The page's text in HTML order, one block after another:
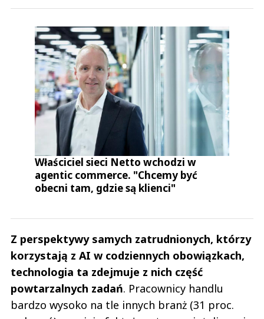
Właściciel sieci Netto wchodzi w
agentic commerce. "Chcemy być
obecni tam, gdzie są klienci"
Z perspektywy samych zatrudnionych, którzy
korzystają z AI w codziennych obowiązkach,
technologia ta zdejmuje z nich część
powtarzalnych zadań. Pracownicy handlu
bardzo wysoko na tle innych branż (31 proc.